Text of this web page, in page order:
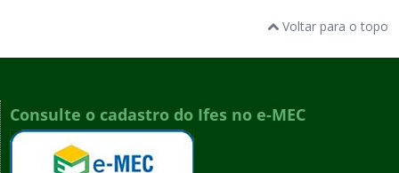
Voltar para o topo
Consulte o cadastro do Ifes no e-MEC